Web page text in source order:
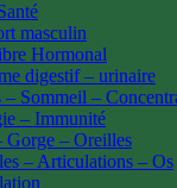
masculin
Hormonal
digestif – urinaire
– Sommeil –
– Immunité
Gorge – Oreilles
– Articulations – Os